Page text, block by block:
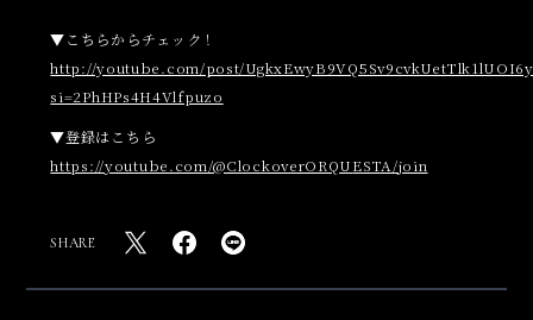
▼こちらからチェック！
http://youtube.com/post/
si=2PhHPs4H4Vlfpuzo
▼登録はこちら
https://youtube.com/@ClockoverORQUESTA/join
SHARE